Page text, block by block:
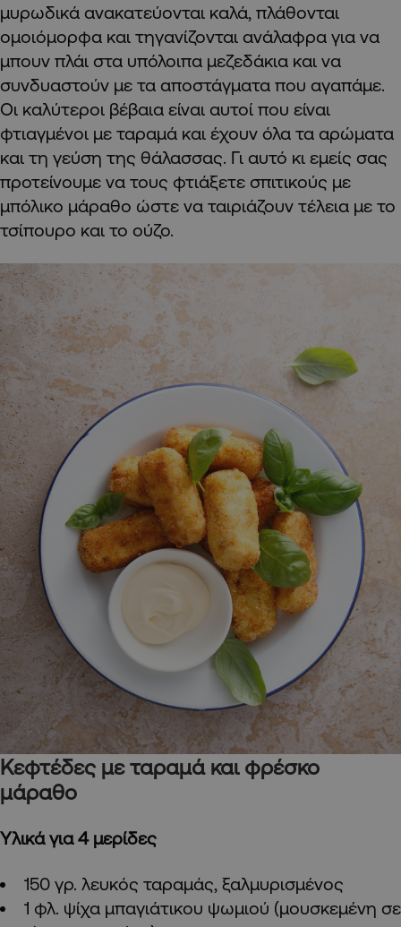
μυρωδικά ανακατεύονται καλά, πλάθονται
ομοιόμορφα και τηγανίζονται ανάλαφρα για να
μπουν πλάι στα υπόλοιπα μεζεδάκια και να
συνδυαστούν με τα αποστάγματα που αγαπάμε.
Οι καλύτεροι βέβαια είναι αυτοί που είναι
φτιαγμένοι με ταραμά και έχουν όλα τα αρώματα
και τη γεύση της θάλασσας. Γι αυτό κι εμείς σας
προτείνουμε να τους φτιάξετε σπιτικούς με
μπόλικο μάραθο ώστε να ταιριάζουν τέλεια με το
τσίπουρο και το ούζο.
Κεφτέδες με ταραμά και φρέσκο
μάραθο
Υλικά για 4 μερίδες
150 γρ. λευκός ταραμάς, ξαλμυρισμένος
1 φλ. ψίχα μπαγιάτικου ψωμιού (μουσκεμένη σε